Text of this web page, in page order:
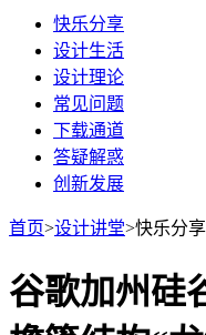
快乐分享
设计生活
设计理论
常见问题
下载通道
答疑解惑
创新发展
首页>设计讲堂>快乐分享
谷歌加州硅